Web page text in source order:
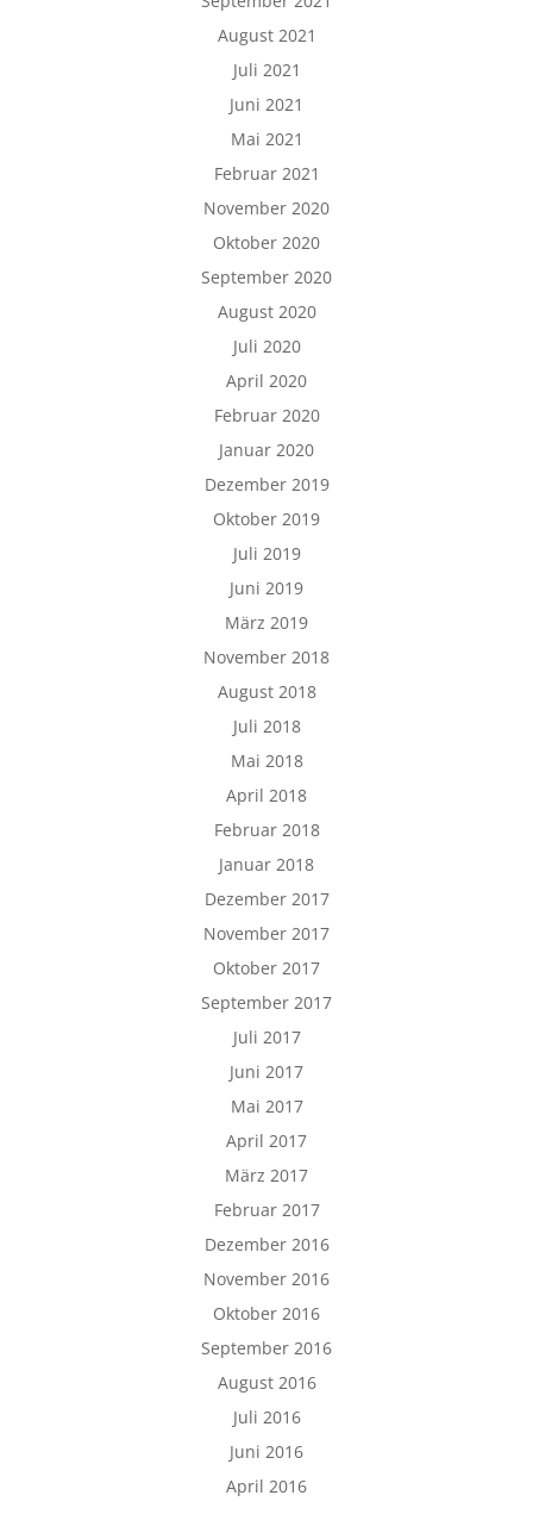
August 2021
Juli 2021
Juni 2021
Mai 2021
Februar 2021
November 2020
Oktober 2020
September 2020
August 2020
Juli 2020
April 2020
Februar 2020
Januar 2020
Dezember 2019
Oktober 2019
Juli 2019
Juni 2019
März 2019
November 2018
August 2018
Juli 2018
Mai 2018
April 2018
Februar 2018
Januar 2018
Dezember 2017
November 2017
Oktober 2017
September 2017
Juli 2017
Juni 2017
Mai 2017
April 2017
März 2017
Februar 2017
Dezember 2016
November 2016
Oktober 2016
September 2016
August 2016
Juli 2016
Juni 2016
April 2016